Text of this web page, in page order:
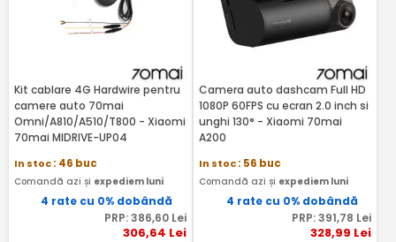
Kit cablare 4G Hardwire pentru
camere auto 70mai
Omni/A810/A510/T800 - Xiaomi
70mai MIDRIVE-UP04
In stoc: 46 buc
Comandă azi și expediem luni
4 rate cu 0% dobândă
PRP:386,60Lei
306,64 Lei
Camera auto dashcam Full HD
1080P 60FPS cu ecran 2.0 inch si
unghi 130° - Xiaomi 70mai
A200
In stoc: 56 buc
Comandă azi și expediem luni
4 rate cu 0% dobândă
PRP:391,78 Lei
328,99 Lei